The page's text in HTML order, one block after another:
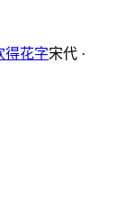
得花字宋代 ·